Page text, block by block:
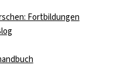
Fortbildungen